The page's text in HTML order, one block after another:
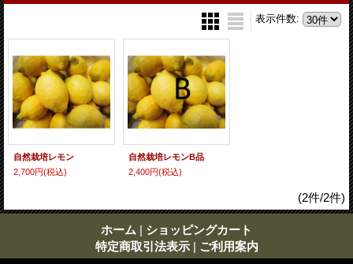
表示件数:
自然栽培レモン
2,700円(税込)
自然栽培レモンB品
2,400円(税込)
(2件/2件)
ホーム | ショッピングカート
特定商取引法表示 | ご利用案内